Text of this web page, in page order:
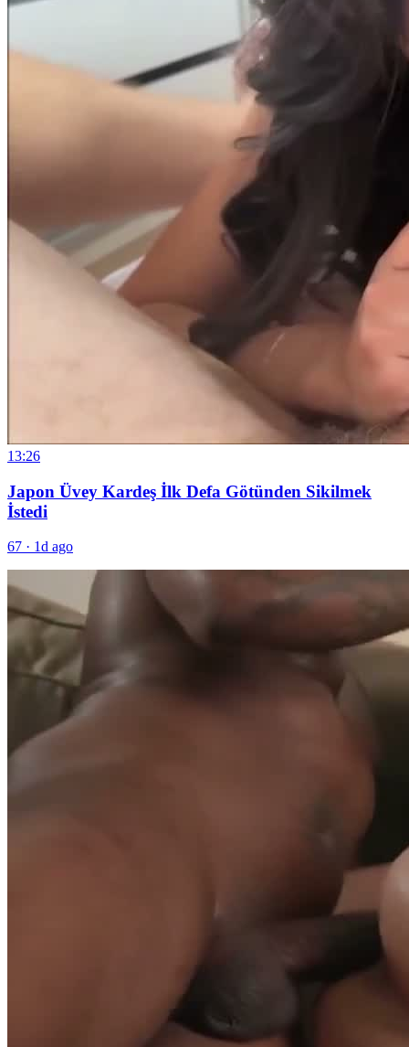
13:26
Japon Üvey Kardeş İlk Defa Götünden Sikilmek
İstedi
67 · 1d ago